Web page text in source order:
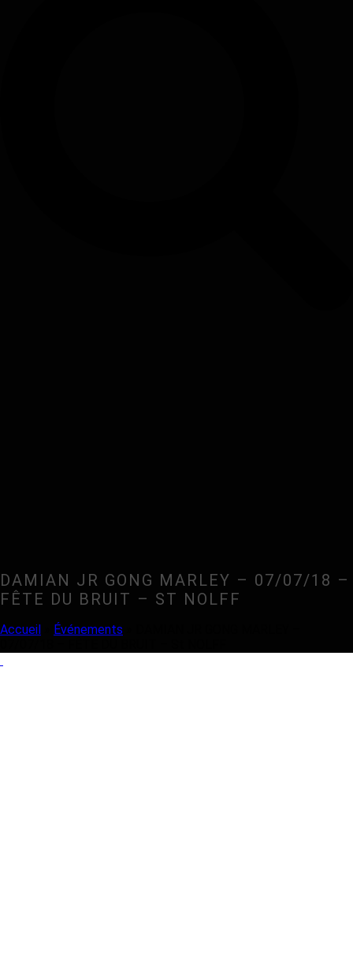
DAMIAN JR GONG MARLEY – 07/07/18 –
FÊTE DU BRUIT – ST NOLFF
Accueil Événements